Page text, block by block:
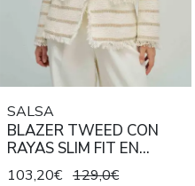
SALSA
BLAZER TWEED CON
RAYAS SLIM FIT EN
COLOR CRUDO Y BEIGE
103,20€ 129,0€